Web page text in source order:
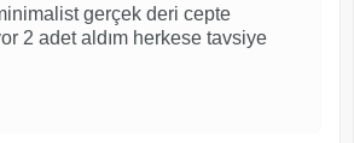
gerçek deri cepte
2 adet aldım herkese tavsiye